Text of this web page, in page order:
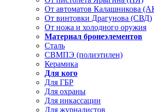
От автоматов Калашникова
От винтовки Драгунова (СВД)
От ножа и холодного оружия
Материал бронеэлементов
Сталь
СВМПЭ (полиэтилен)
Керамика
Для кого
Для ГБР
Для охраны
Для инкассации
Для журналистов